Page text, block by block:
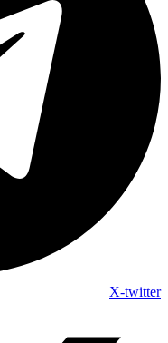
X-twitter